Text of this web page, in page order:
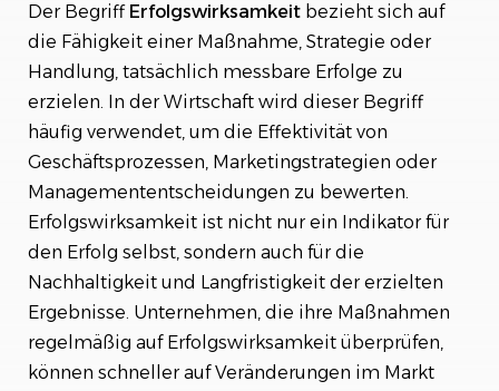
Die Rolle der Kommunikation
Fazit
Der Begriff Erfolgswirksamkeit bezieht sich auf
die Fähigkeit einer Maßnahme, Strategie oder
Handlung, tatsächlich messbare Erfolge zu
erzielen. In der Wirtschaft wird dieser Begriff
häufig verwendet, um die Effektivität von
Geschäftsprozessen, Marketingstrategien oder
Managemententscheidungen zu bewerten.
Erfolgswirksamkeit ist nicht nur ein Indikator für
den Erfolg selbst, sondern auch für die
Nachhaltigkeit und Langfristigkeit der erzielten
Ergebnisse. Unternehmen, die ihre Maßnahmen
regelmäßig auf Erfolgswirksamkeit überprüfen,
können schneller auf Veränderungen im Markt